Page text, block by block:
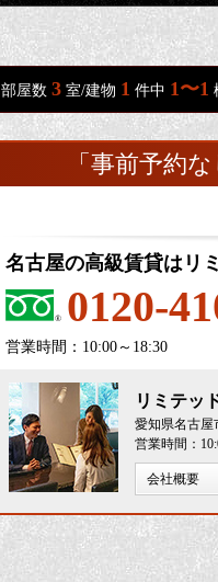
部屋数 3 室/建物 1 件中 1〜1
「事前予約
名古屋の高級賃貸はリ
0120-
営業時間：10:00～18:30
リミテッ
愛知県名古屋
営業時間：
会社概要